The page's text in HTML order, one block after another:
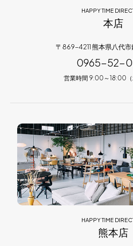
HAPPY TIME
本店
〒869-4211 熊本県八代市
0965-52-
営業時間 9:00～18:00（
HAPPY TIME
熊本店